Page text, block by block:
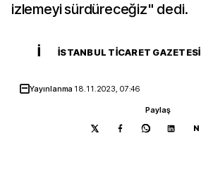
izlemeyi sürdüreceğiz" dedi.
İ İSTANBUL TICARET GAZETESI
Yayınlanma 18.11.2023, 07:46
Paylaş
N